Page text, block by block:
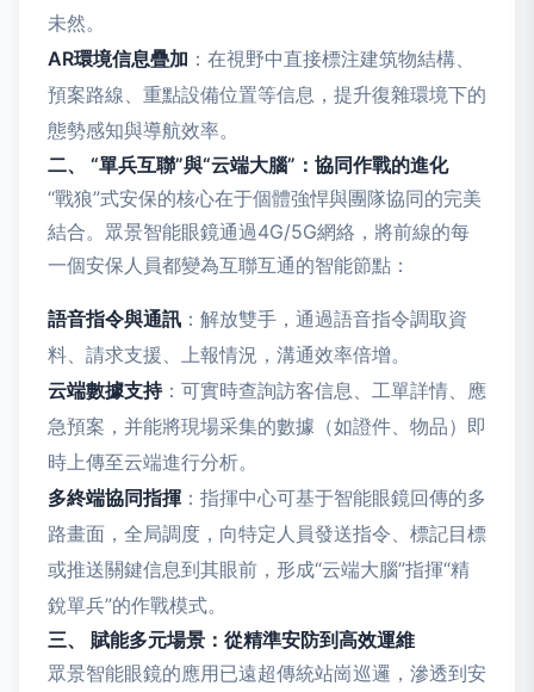
未然。
AR環境信息疊加 ：在視野中直接標注建筑物結構、
預案路線、重點設備位置等信息，提升復雜環境下的
態勢感知與導航效率。
二、 “單兵互聯”與“云端大腦”：協同作戰的進化
“戰狼”式安保的核心在于個體強悍與團隊協同的完美
結合。眾景智能眼鏡通過4G/5G網絡，將前線的每
一個安保人員都變為互聯互通的智能節點：
語音指令與通訊 ：解放雙手，通過語音指令調取資
料、請求支援、上報情況，溝通效率倍增。
云端數據支持：可實時查詢訪客信息、工單詳情、應
急預案，并能將現場采集的數據（如證件、物品）即
時上傳至云端進行分析。
多終端協同指揮 ：指揮中心可基于智能眼鏡回傳的多
路畫面，全局調度，向特定人員發送指令、標記目標
或推送關鍵信息到其眼前，形成“云端大腦”指揮“精
銳單兵”的作戰模式。
三、 賦能多元場景：從精準安防到高效運維
眾景智能眼鏡的應用已遠超傳統站崗巡邏，滲透到安